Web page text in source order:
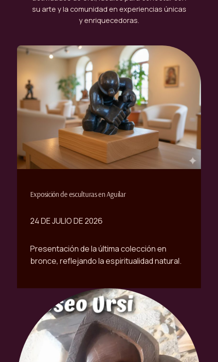
su arte y la comunidad en experiencias únicas
y enriquecedoras.
Exposición de esculturas en Aguilar
24 DE JULIO DE 2026
Presentación de la última colección en
bronce, reflejando la espiritualidad natural.